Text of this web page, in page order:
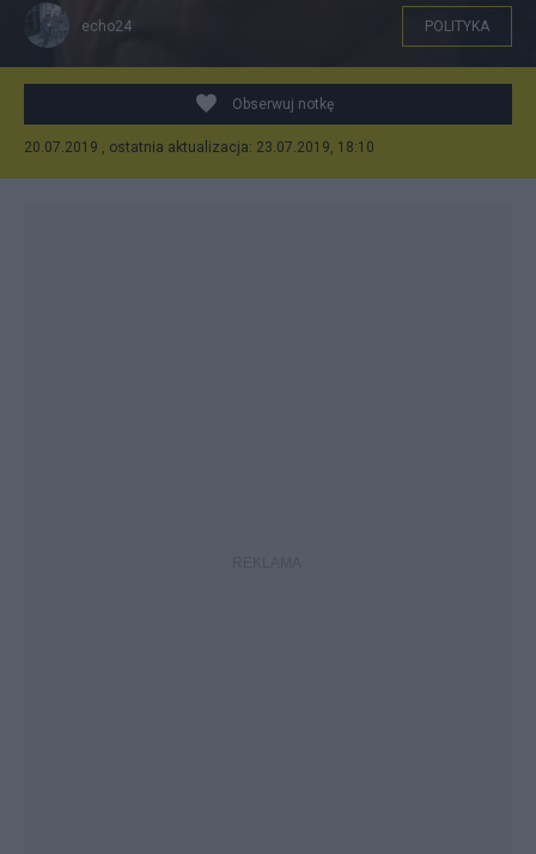
echo24 POLITYKA
Obserwuj notkę
20.07.2019 , ostatnia aktualizacja: 23.07.2019, 18:10